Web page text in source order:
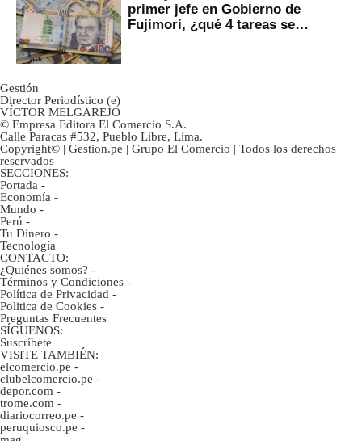
primer jefe en Gobierno de
Fujimori, ¿qué 4 tareas se
Gestión
Director Periodístico (e)
VÍCTOR MELGAREJO
© Empresa Editora El Comercio S.A.
Calle Paracas #532, Pueblo Libre, Lima.
Copyright© | Gestion.pe | Grupo El Comercio | Todos los derechos
reservados
SECCIONES:
Portada -
Economía -
Mundo -
Perú -
Tu Dinero -
Tecnología
CONTACTO:
¿Quiénes somos? -
Términos y Condiciones -
Política de Privacidad -
Politica de Cookies -
Preguntas Frecuentes
SÍGUENOS:
Suscríbete
VISITE TAMBIÉN:
elcomercio.pe -
clubelcomercio.pe -
depor.com -
trome.com -
diariocorreo.pe -
peruquiosco.pe -